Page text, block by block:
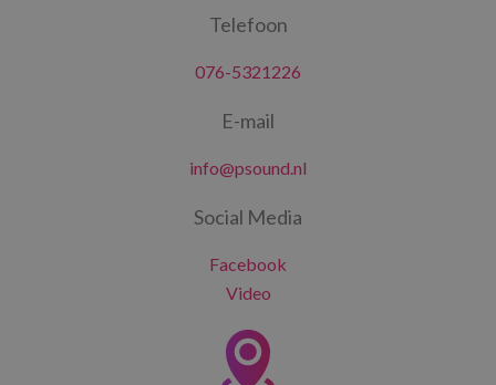
Telefoon
076-5321226
E-mail
info@psound.nl
Social Media
Facebook
Video